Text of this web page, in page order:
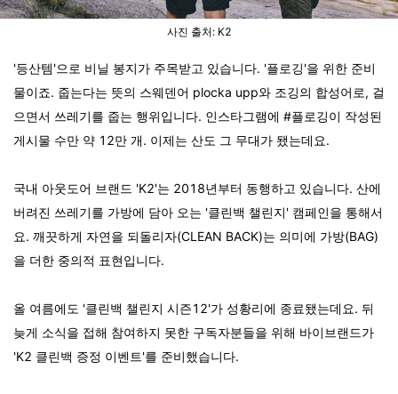
사진 출처: K2
'등산템'으로 비닐 봉지가 주목받고 있습니다. '플로깅'을 위한 준비
물이죠. 줍는다는 뜻의 스웨덴어 plocka upp와 조깅의 합성어로, 걸
으면서 쓰레기를 줍는 행위입니다. 인스타그램에 #플로깅이 작성된
게시물 수만 약 12만 개. 이제는 산도 그 무대가 됐는데요.
국내 아웃도어 브랜드 'K2'는 2018년부터 동행하고 있습니다. 산에
버려진 쓰레기를 가방에 담아 오는 '클린백 챌린지' 캠페인을 통해서
요. 깨끗하게 자연을 되돌리자(CLEAN BACK)는 의미에 가방(BAG)
을 더한 중의적 표현입니다.
올 여름에도 '클린백 챌린지 시즌12'가 성황리에 종료됐는데요. 뒤
늦게 소식을 접해 참여하지 못한 구독자분들을 위해 바이브랜드가
'K2 클린백 증정 이벤트'를 준비했습니다.